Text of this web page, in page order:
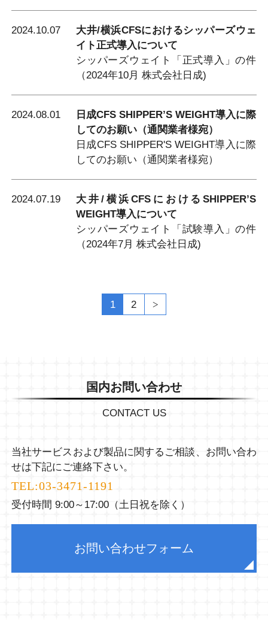
2024.10.07
大井/横浜CFSにおけるシッパーズウェ
イト正式導入について
シッパーズウェイト「正式導入」の件
（2024年10月 株式会社日成)
2024.08.01
日成CFS SHIPPER’S WEIGHT導入に際
してのお願い（通関業者様宛）
日成CFS SHIPPER'S WEIGHT導入に際
してのお願い（通関業者様宛）
2024.07.19
大井/横浜CFSにおけるSHIPPER’S
WEIGHT導入について
シッパーズウェイト「試験導入」の件
（2024年7月 株式会社日成)
1 2
国内お問い合わせ
CONTACT US
当社サービスおよび製品に関するご相談、お問い合わ
せは下記にご連絡下さい。
TEL:03-3471-1191
受付時間 9:00～17:00（土日祝を除く）
お問い合わせフォーム